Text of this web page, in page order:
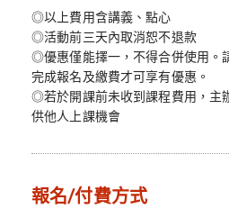
◎以上費用含講義、點心
◎活動前三天內取消恕不退款
◎優惠僅能擇一，不得合併使用。
完成報名及繳費才可享有優惠。
◎若於開課前未收到課程費用，主
供他人上課機會
報名/付費方式